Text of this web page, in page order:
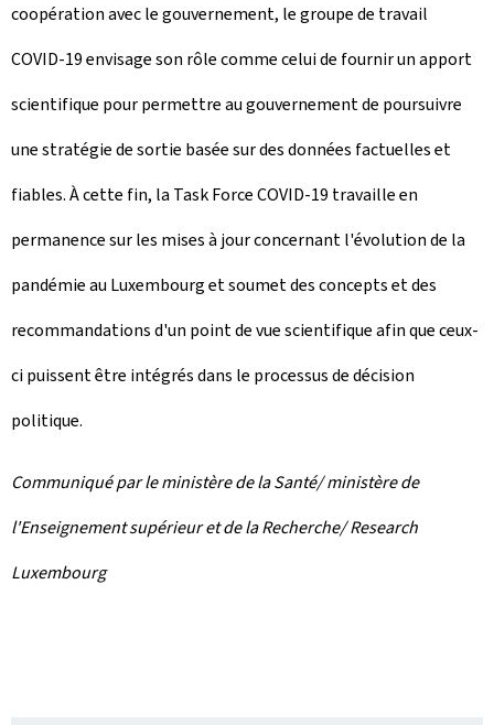
coopération avec le gouvernement, le groupe de travail
COVID-19 envisage son rôle comme celui de fournir un apport
scientifique pour permettre au gouvernement de poursuivre
une stratégie de sortie basée sur des données factuelles et
fiables. À cette fin, la Task Force COVID-19 travaille en
permanence sur les mises à jour concernant l'évolution de la
pandémie au Luxembourg et soumet des concepts et des
recommandations d'un point de vue scientifique afin que ceux-
ci puissent être intégrés dans le processus de décision
politique.
Communiqué par le ministère de la Santé/ ministère de
l'Enseignement supérieur et de la Recherche/ Research
Luxembourg